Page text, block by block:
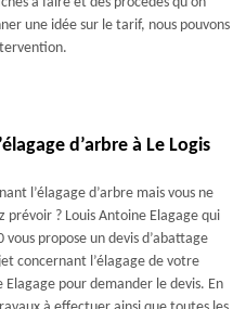
une idée sur le tarif, nous pouvons
d’arbre à Le Logis
l’élagage d’arbre mais vous ne
prévoir ? Louis Antoine Elagage qui
vous propose un devis d’abattage
concernant l’élagage de votre
pour demander le devis. En